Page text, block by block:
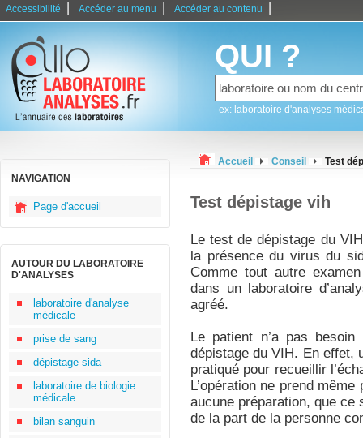
Accessibilité Accéder au menu Accéder au contenu
QUI ?
ex: laboratoire d'analyses
NAVIGATION
Page d'accueil
AUTOUR DU LABORATOIRE
D'ANALYSES
laboratoire d'analyse
médicale
prise de sang
dépistage sida
laboratoire de biologie
médicale
bilan sanguin
Accueil Conseil Test
Test dépistage vih
Le test de dépistage du
la présence du virus du
Comme tout autre
dans un laboratoire
agréé.
Le patient n’a pas
dépistage du VIH. En effet,
pratiqué pour recueillir
L’opération ne prend
aucune préparation, que ce
de la part de la personne